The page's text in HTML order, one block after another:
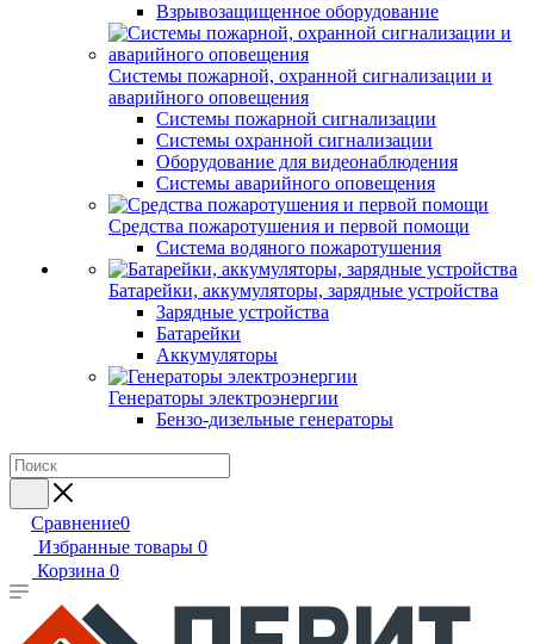
Взрывозащищенное оборудование
Системы пожарной, охранной сигнализации и
аварийного оповещения
Системы пожарной сигнализации
Системы охранной сигнализации
Оборудование для видеонаблюдения
Системы аварийного оповещения
Средства пожаротушения и первой помощи
Система водяного пожаротушения
Батарейки, аккумуляторы, зарядные устройства
Зарядные устройства
Батарейки
Аккумуляторы
Генераторы электроэнергии
Бензо-дизельные генераторы
Сравнение0
Избранные товары 0
Корзина 0